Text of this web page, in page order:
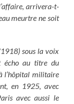
arrivera-t-
meurtre ne soit
sous la voix
écho au titre du
l’hôpital militaire
en 1925, avec
avec aussi le